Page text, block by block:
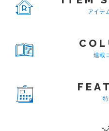
アイテ
連載